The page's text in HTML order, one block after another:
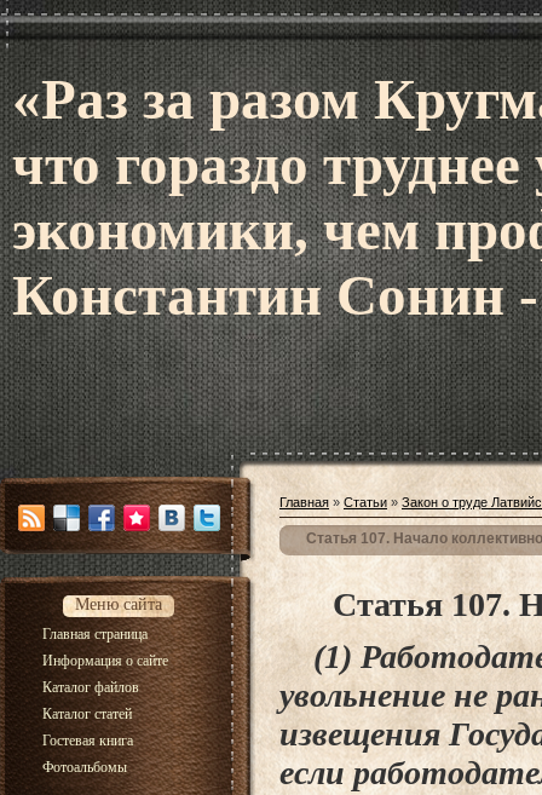
«Раз за разом
что гораздо
экономики, чем
Константин Сонин
Меню сайта
Главная страница
Информация о сайте
Каталог файлов
Каталог статей
Гостевая книга
Фотоальбомы
Главная » Статьи » Закон о труде
Статья 107. Начало
Статья 107.
(1)
увольнение не
извещения
если